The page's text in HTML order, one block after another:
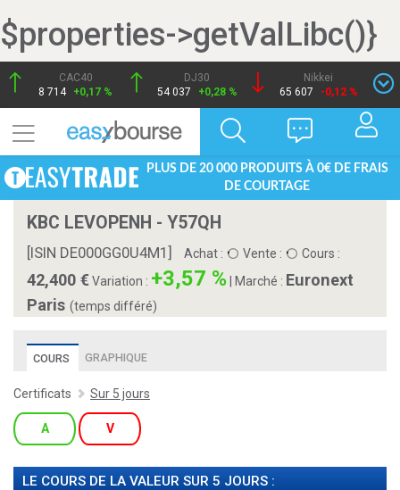
$properties->getValLibc()}
CAC40
8 714 +0,17 %
DJ30
54 037
+0,28 %
Nikkei
65 607
-0,12 %
PLUS DE 20 000 PRODUITS À 0€ DE FRAIS
DE COURTAGE
KBC LEVOPENH - Y57QH
[ISIN DE000GG0U4M1] Achat : Vente : Cours :
42,400Variation : +3,57 % Marché : Euronext
Paris (temps différé)
COURS GRAPHIQUE
Certificats Sur 5 jours
A V
LE COURS DE LA VALEUR SUR 5 JOURS :